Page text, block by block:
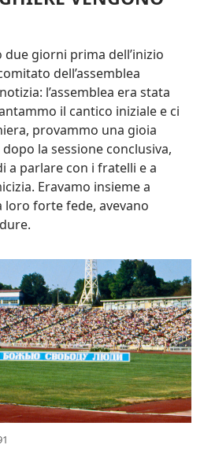
due giorni prima dell’inizio
dell’assemblea
l’assemblea era stata
il cantico iniziale e ci
provammo una gioia
la sessione conclusiva,
a parlare con i fratelli e a
Eravamo insieme a
loro forte fede, avevano